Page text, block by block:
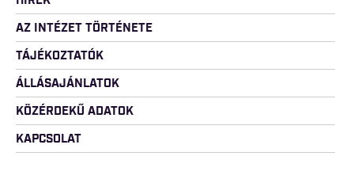
AZ INTÉZET TÖRTÉNETE
TÁJÉKOZTATÓK
ÁLLÁSAJÁNLATOK
KÖZÉRDEKŰ ADATOK
KAPCSOLAT